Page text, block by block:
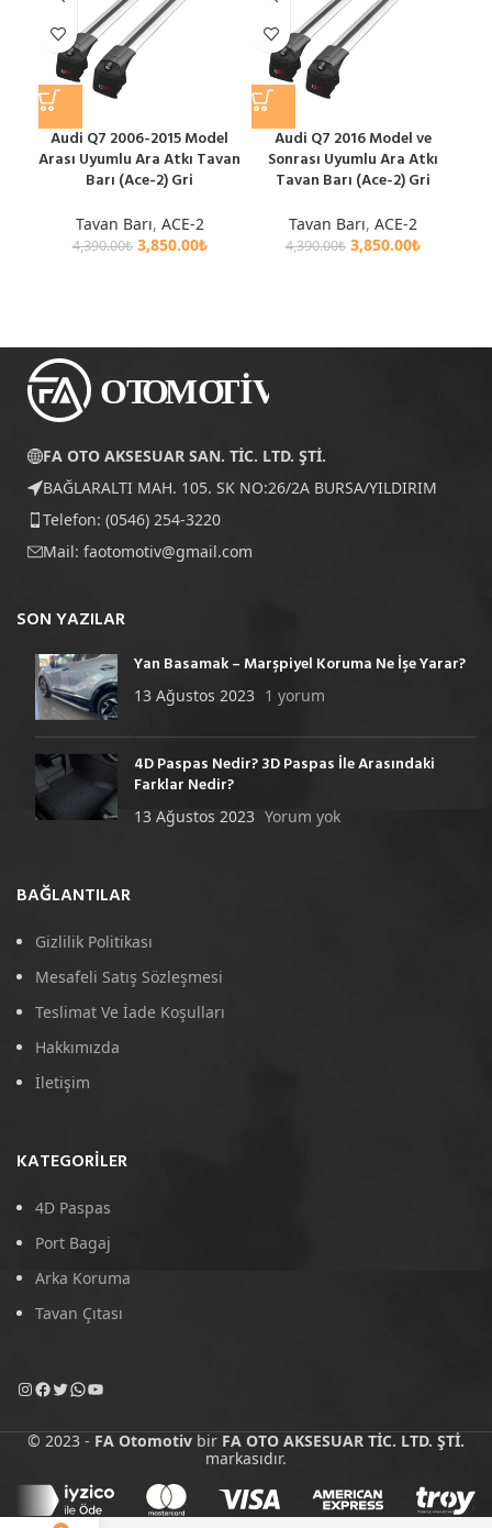
Audi Q7 2006-2015 Model
Arası Uyumlu Ara Atkı Tavan
Barı (Ace-2) Gri
Tavan Barı, ACE-2
4,390.00₺ 3,850.00₺
Audi Q7 2016 Model ve
Sonrası Uyumlu Ara Atkı
Tavan Barı (Ace-2) Gri
Tavan Barı, ACE-2
4,390.00₺ 3,850.00₺
FA OTO AKSESUAR SAN. TİC. LTD. ŞTİ.
BAĞLARALTI MAH. 105. SK NO:26/2A BURSA/YILDIRIM
Telefon: (0546) 254-3220
Mail: faotomotiv@gmail.com
SON YAZILAR
Yan Basamak – Marşpiyel Koruma Ne İşe Yarar?
13 Ağustos 2023 1 yorum
4D Paspas Nedir? 3D Paspas İle Arasındaki
Farklar Nedir?
13 Ağustos 2023 Yorum yok
BAĞLANTILAR
Gizlilik Politikası
Mesafeli Satış Sözleşmesi
Teslimat Ve İade Koşulları
Hakkımızda
İletişim
KATEGORILER
4D Paspas
Port Bagaj
Arka Koruma
Tavan Çıtası
© 2023 - FA Otomotiv bir FA OTO AKSESUAR TİC. LTD. ŞTİ.
markasıdır.